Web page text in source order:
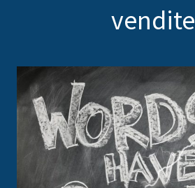
vendite